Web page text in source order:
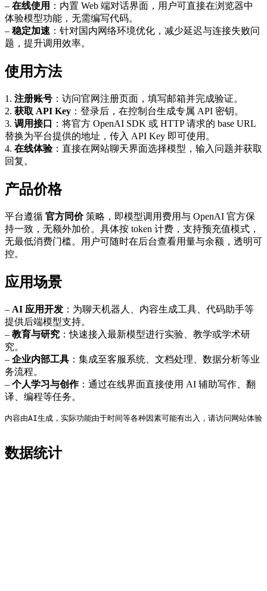
– 在线使用 ：内置 Web 端对话界面，用户可直接在浏览器中
体验模型功能，无需编写代码。
– 稳定加速 ：针对国内网络环境优化，减少延迟与连接失败问
题，提升调用效率。
使用方法
1. 注册账号 ：访问官网注册页面，填写邮箱并完成验证。
2. 获取 API Key ：登录后，在控制台生成专属 API 密钥。
3. 调用接口
：将官方 OpenAI SDK 或 HTTP 请求的 base URL
替换为平台提供的地址，传入 API Key 即可使用。
4. 在线体验：直接在网站聊天界面选择模型，输入问题并获取
回复。
产品价格
平台遵循 官方同价策略，即模型调用费用与 OpenAI 官方保
持一致，无额外加价。具体按 token 计费，支持预充值模式，
无最低消费门槛。用户可随时在后台查看用量与余额，透明可
控。
应用场景
– AI 应用开发 ：为聊天机器人、内容生成工具、代码助手等
提供后端模型支持。
– 教育与研究 ：快速接入最新模型进行实验、教学或学术研
究。
– 企业内部工具 ：集成至客服系统、文档处理、数据分析等业
务流程。
– 个人学习与创作：通过在线界面直接使用 AI 辅助写作、翻
译、编程等任务。
内容由AI生成，实际功能由于时间等各种因素可能有出入，请访问网站体验
数据统计